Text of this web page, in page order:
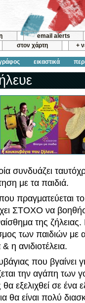
email alerts
στον χάρτη +
εικαστικά
συνδυάζει
με τα παιδιά.
πραγματεύεται
ΣΤΟΧΟ να
της
των παιδιών με
ανιδιοτέλεια.
που βγαίνει
την αγάπη των
σε ένα
θα είναι πολύ